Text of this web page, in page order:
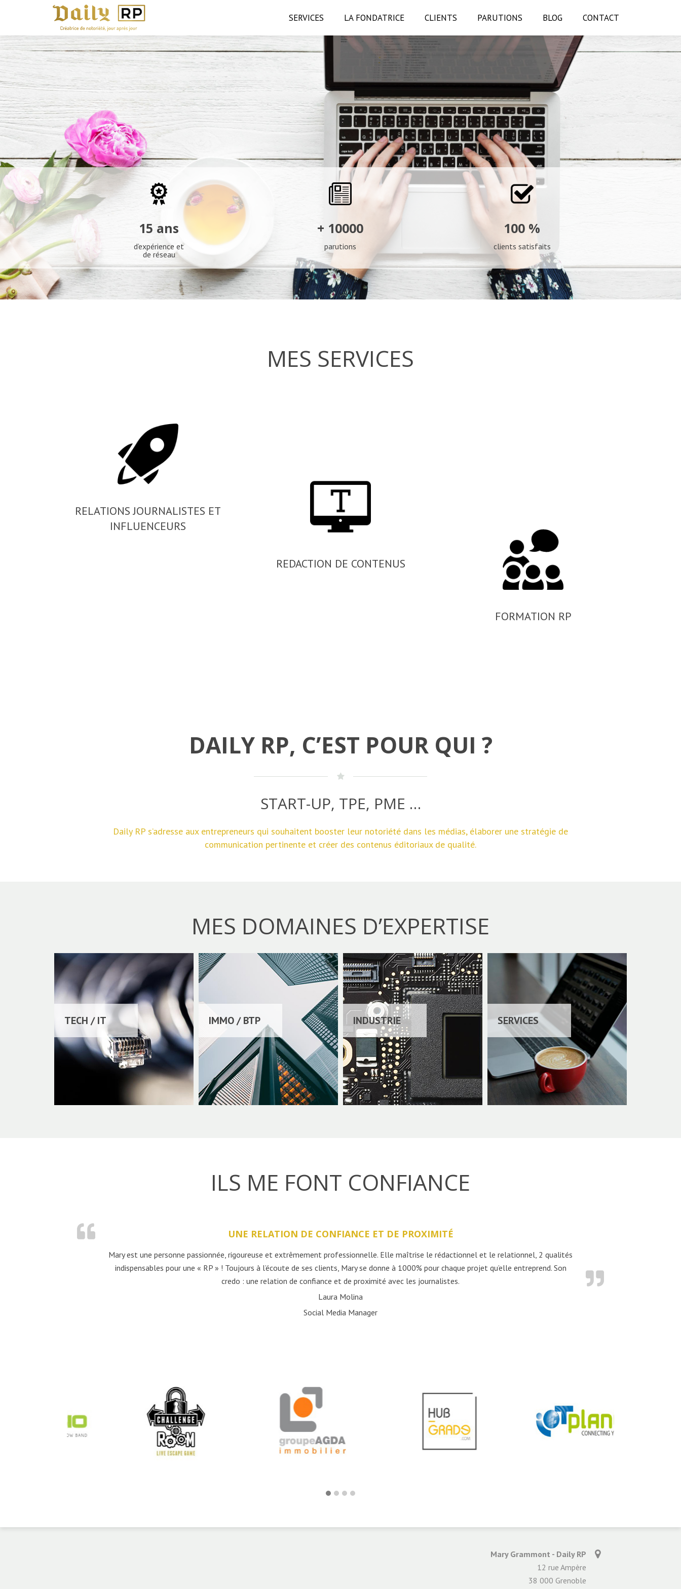
SERVICES LA FONDATRICE CLIENTS PARUTIONS BLOG CONTACT
15 ans
d’expérience et
de réseau
+ 10000
parutions
100 %
clients satisfaits
MES SERVICES
RELATIONS JOURNALISTES ET
INFLUENCEURS
REDACTION DE CONTENUS
FORMATION RP
DAILY RP, C’EST POUR QUI ?
START-UP, TPE, PME …
Daily RP s’adresse aux entrepreneurs qui souhaitent booster leur notoriété dans les médias, élaborer une stratégie de
communication pertinente et créer des contenus éditoriaux de qualité.
MES DOMAINES D’EXPERTISE
TECH / IT IMMO / BTP INDUSTRIE SERVICES
ILS ME FONT CONFIANCE
UNE RELATION DE CONFIANCE ET DE PROXIMITÉ
Mary est une personne passionnée, rigoureuse et extrêmement professionnelle. Elle maîtrise le rédactionnel et le relationnel, 2 qualités
indispensables pour une « RP » ! Toujours à l’écoute de ses clients, Mary se donne à 1000% pour chaque projet qu’elle entreprend. Son
credo : une relation de confiance et de proximité avec les journalistes.
Laura Molina
Social Media Manager
Mary Grammont - Daily RP
12 rue Ampère
38 000 Grenoble